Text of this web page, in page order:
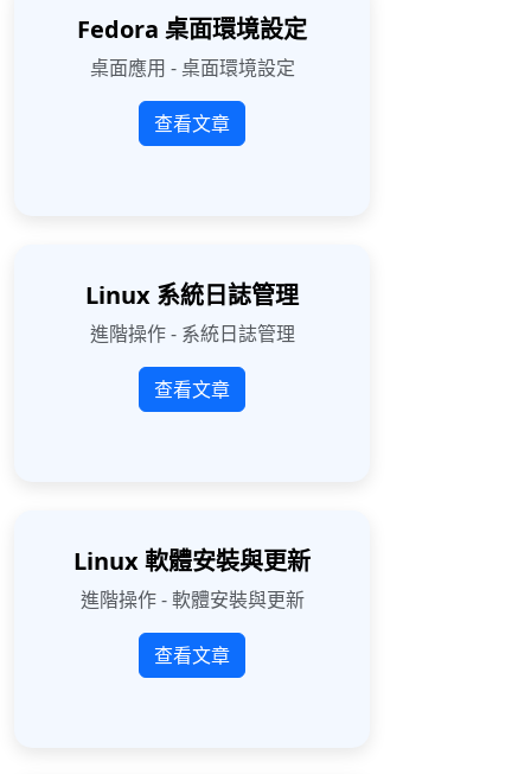
Fedora 桌面環境設定
桌面應用 - 桌面環境設定
查看文章
Linux 系統日誌管理
進階操作 - 系統日誌管理
查看文章
Linux 軟體安裝與更新
進階操作 - 軟體安裝與更新
查看文章